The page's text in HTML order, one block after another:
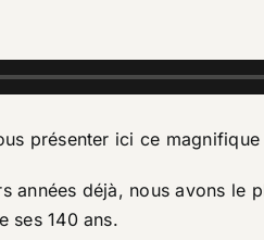
présenter ici ce
années déjà, nous avons le
ses 140 ans.